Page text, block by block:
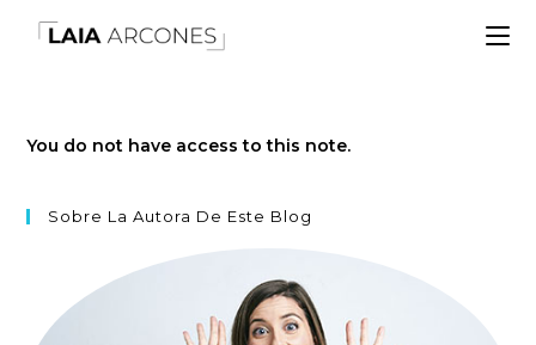
You do not have access to this note.
Sobre La Autora De Este Blog